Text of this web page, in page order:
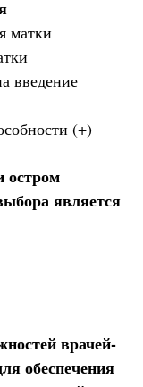
матки
введение
(+)
остром
является
врачей-
обеспечения